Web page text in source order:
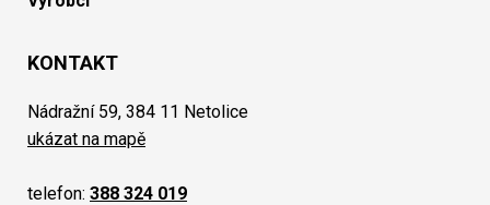
KONTAKT
Nádražní 59, 384 11 Netolice
ukázat na mapě
telefon: 388 324 019